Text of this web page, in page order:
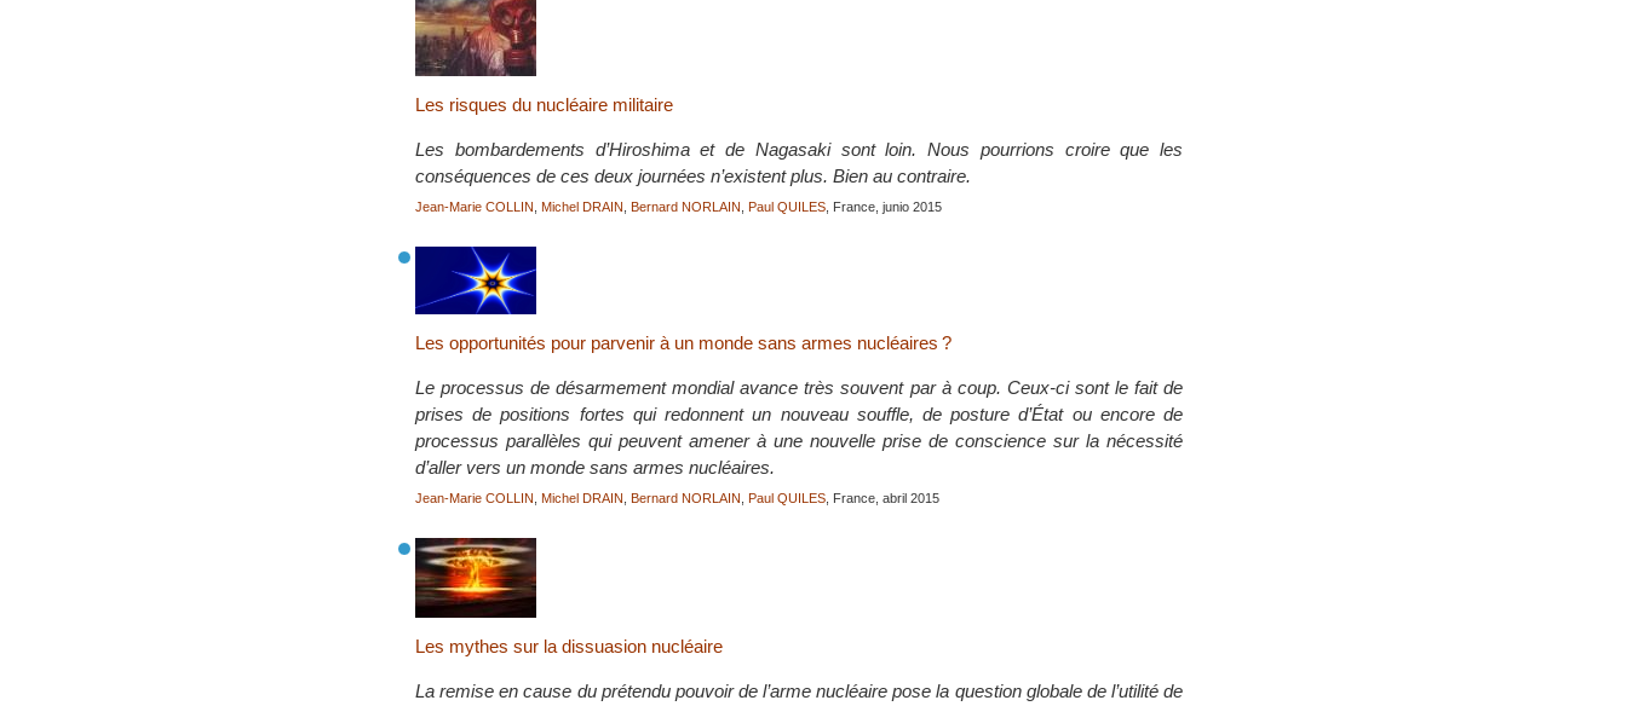
Les risques du nucléaire militaire
Les bombardements d’Hiroshima et de Nagasaki sont loin. Nous pourrions croire que les
conséquences de ces deux journées n’existent plus. Bien au contraire.
Jean-Marie COLLIN Michel DRAIN Bernard NORLAIN Paul QUILES , France, junio 2015
Les opportunités pour parvenir à un monde sans armes nucléaires ?
Le processus de désarmement mondial avance très souvent par à coup. Ceux-ci sont le fait de
prises de positions fortes qui redonnent un nouveau souffle, de posture d’État ou encore de
processus parallèles qui peuvent amener à une nouvelle prise de conscience sur la nécessité
d’aller vers un monde sans armes nucléaires.
Jean-Marie COLLIN Michel DRAIN Bernard NORLAIN Paul QUILES , France, abril 2015
Les mythes sur la dissuasion nucléaire
La remise en cause du prétendu pouvoir de l’arme nucléaire pose la question globale de l’utilité de